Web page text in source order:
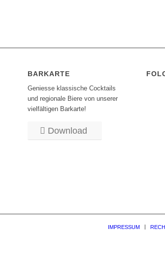
BARKARTE
Geniesse klassische Cocktails
und regionale Biere von unserer
vielfältigen Barkarte!
Download
IMPRESSUM